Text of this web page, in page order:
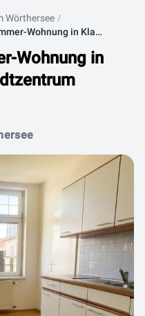
Wörthersee
Zur Miete: 1,5-Zimmer-Wohnung in Klagenfurt, Nähe Stadtzentrum
Wohnung in